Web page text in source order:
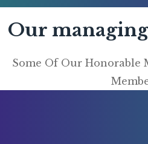
Our
Some Of Our Honorable